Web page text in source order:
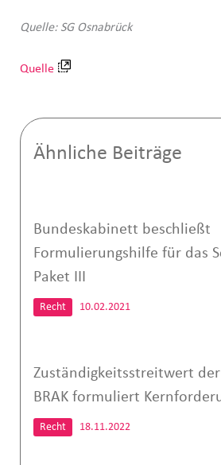
Quelle: SG Osnabrück
Quelle
Ähnliche Beiträge
Bundeskabinett beschließt
Formulierungshilfe für das
Paket III
Recht 10.02.2021
Zuständigkeitsstreitwert
BRAK formuliert
Recht 18.11.2022